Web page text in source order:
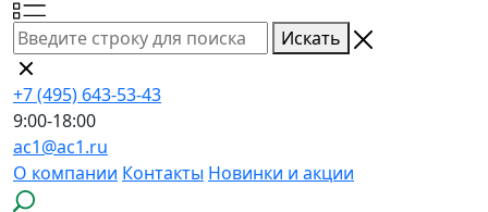
Искать
+7 (495) 643-53-43
9:00-18:00
ac1@ac1.ru
О компании Контакты Новинки и акции